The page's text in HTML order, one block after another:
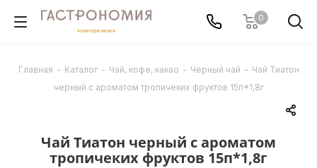
0
Главная - Каталог - Чай, кофе, какао - Черный чай - Чай Тиатон
черный с ароматом тропичеких фруктов 15п*1,8г
Чай Тиатон черный с ароматом
тропичеких фруктов 15п*1,8г